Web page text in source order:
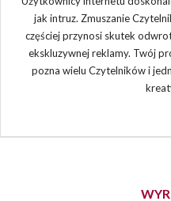
jak intruz. Zmuszanie
częściej przynosi skutek
ekskluzywnej reklamy. Twój
pozna wielu Czytelników i